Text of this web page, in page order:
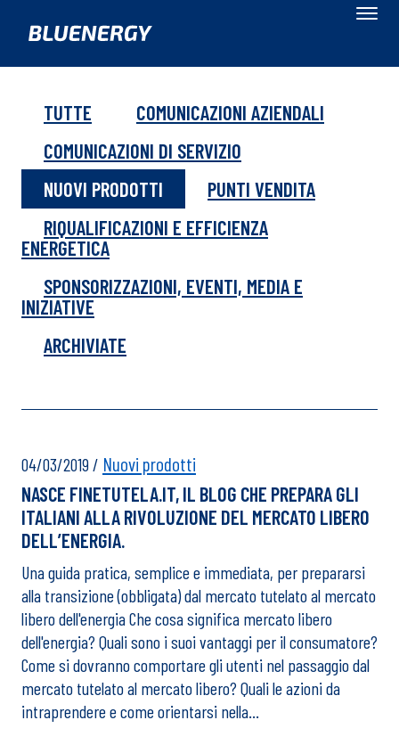
TUTTE
COMUNICAZIONI AZIENDALI
COMUNICAZIONI DI SERVIZIO
NUOVI PRODOTTI
PUNTI VENDITA
RIQUALIFICAZIONI E EFFICIENZA
ENERGETICA
SPONSORIZZAZIONI, EVENTI, MEDIA E
INIZIATIVE
ARCHIVIATE
04/03/2019/ Nuovi prodotti
NASCE FINETUTELA.IT, IL BLOG CHE PREPARA GLI
ITALIANI ALLA RIVOLUZIONE DEL MERCATO LIBERO
DELL’ENERGIA.
Una guida pratica, semplice e immediata, per prepararsi
alla transizione (obbligata) dal mercato tutelato al mercato
libero dell'energia Che cosa significa mercato libero
dell'energia? Quali sono i suoi vantaggi per il consumatore?
Come si dovranno comportare gli utenti nel passaggio dal
mercato tutelato al mercato libero? Quali le azioni da
intraprendere e come orientarsi nella…